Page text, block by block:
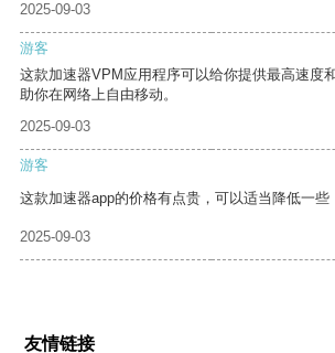
2025-09-03
游客
这款加速器VPM应用程序可以给你提供最高速度
助你在网络上自由移动。
2025-09-03
游客
这款加速器app的价格有点贵，可以适当降低一些
2025-09-03
友情链接